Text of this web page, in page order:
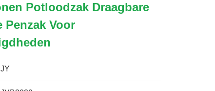
Potloodzak Draagbare
Penzak Voor
JY